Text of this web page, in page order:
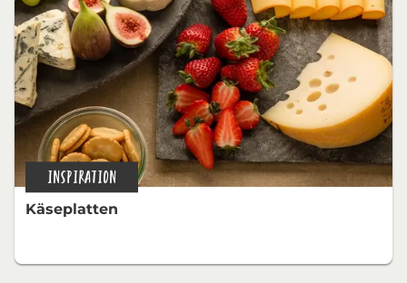
INSPIRATION
Käseplatten